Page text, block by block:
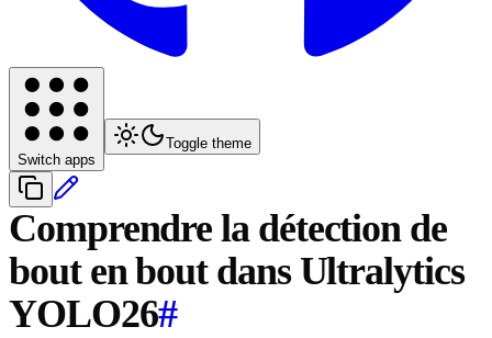
Switch apps
Toggle theme
Comprendre la détection de
bout en bout dans Ultralytics
YOLO26#